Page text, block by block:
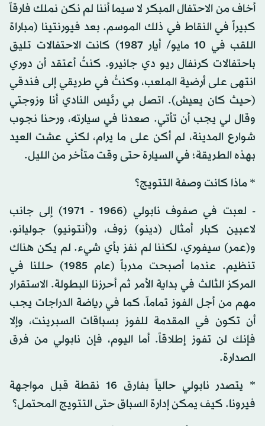
أخاف من الاحتفال المبكر لا سيما أننا لم نكن نملك فارقاً
كبيراً في النقاط في ذلك الموسم. بعد فيورنتينا (مباراة
اللقب في 10 مايو/ أيار 1987) كانت الاحتفالات تليق
باحتفالات كرنفال ريو دي جانيرو. كنتُ أعتقد أن دوري
انتهى على أرضية الملعب، وكنتُ في طريقي إلى فندقي
(حيث كان يعيش). اتصل بي رئيس النادي أنا وزوجتي
وقال لي يجب أن تأتي. صعدنا في سيارته، ورحنا نجوب
شوارع المدينة، لم أكن على ما يرام، لكني عشت العيد
بهذه الطريقة؛ في السيارة حتى وقت متأخر من الليل.
* ماذا كانت وصفة التتويج؟
- لعبت في صفوف نابولي (1966 - 1971) إلى جانب
لاعبين كبار أمثال (دينو) زوف، و(أنتونيو) جوليانو،
و(عمر) سيفوري، لكننا لم نفز بأي شيء. لم يكن هناك
تنظيم. عندما أصبحت مدرباً (عام 1985) حللنا في
المركز الثالث في بداية الأمر ثم أحرزنا البطولة. الاستقرار
مهم من أجل الفوز تماماً، كما في رياضة الدراجات يجب
أن تكون في المقدمة للفوز بسباقات السبرينت، وإلا
فإنك لن تفوز إطلاقاً. أما اليوم، فإن نابولي من فرق
الصدارة.
* يتصدر نابولي حالياً بفارق 16 نقطة قبل مواجهة
فيرونا. كيف يمكن إدارة السباق حتى التتويج المحتمل؟